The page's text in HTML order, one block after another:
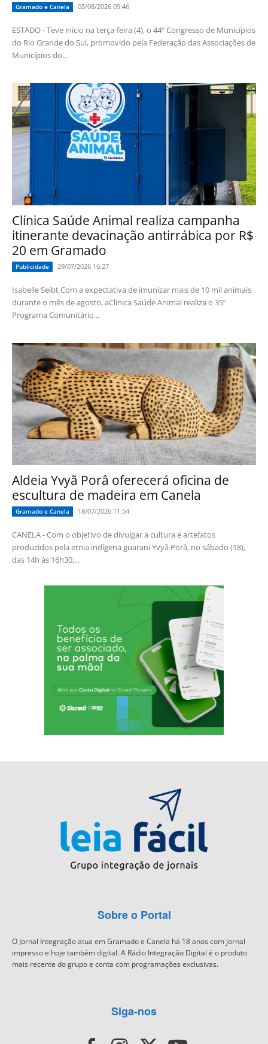
Gramado e Canela 05/08/2026 09:46
ESTADO - Teve início na terça-feira (4), o 44º Congresso de Municípios
do Rio Grande do Sul, promovido pela Federação das Associações de
Municípios do...
Clínica Saúde Animal realiza campanha
itinerante devacinação antirrábica por R$
20 em Gramado
Publicidade 29/07/2026 16:27
Isabelle Seibt Com a expectativa de imunizar mais de 10 mil animais
durante o mês de agosto, aClínica Saúde Animal realiza o 35º
Programa Comunitário...
Aldeia Yvyã Porâ oferecerá oficina de
escultura de madeira em Canela
Gramado e Canela 18/07/2026 11:54
CANELA - Com o objetivo de divulgar a cultura e artefatos
produzidos pela etnia indígena guarani Yvyã Porâ, no sábado (18),
das 14h às 16h30,...
Sobre o Portal
O Jornal Integração atua em Gramado e Canela há 18 anos com jornal
impresso e hoje também digital. A Rádio Integração Digital é o produto
mais recente do grupo e conta com programações exclusivas.
Siga-nos